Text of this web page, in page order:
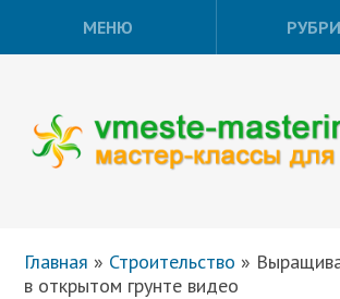
МЕНЮ
Главная » Строительство »
в открытом грунте видео